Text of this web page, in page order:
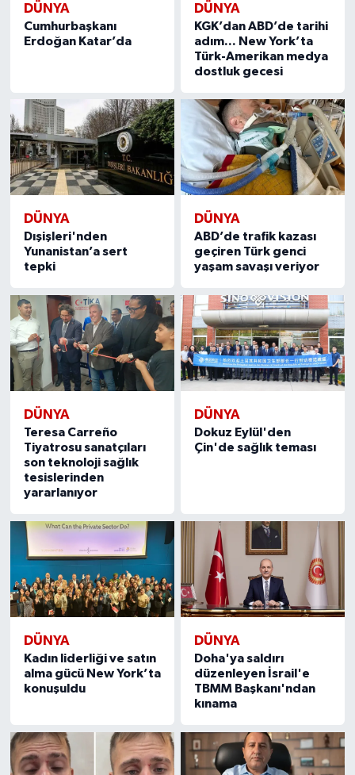
DÜNYA
Cumhurbaşkanı
Erdoğan Katar’da
DÜNYA
KGK’dan ABD’de tarihi
adım... New York’ta
Türk-Amerikan medya
dostluk gecesi
DÜNYA
Dışişleri'nden
Yunanistan’a sert
tepki
DÜNYA
ABD’de trafik kazası
geçiren Türk genci
yaşam savaşı veriyor
DÜNYA
Teresa Carreño
Tiyatrosu sanatçıları
son teknoloji sağlık
tesislerinden
yararlanıyor
DÜNYA
Dokuz Eylül'den
Çin'de sağlık teması
DÜNYA
Kadın liderliği ve satın
alma gücü New York’ta
konuşuldu
DÜNYA
Doha'ya saldırı
düzenleyen İsrail'e
TBMM Başkanı'ndan
kınama